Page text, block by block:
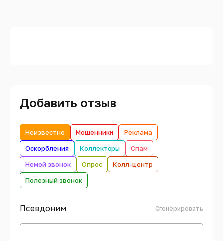
Добавить отзыв
Неизвестно Мошенники
Реклама
Оскорбления
Коллекторы
Спам
Немой звонок
Опрос
Колл-центр
Полезный звонок
Псевдоним Сгенерировать